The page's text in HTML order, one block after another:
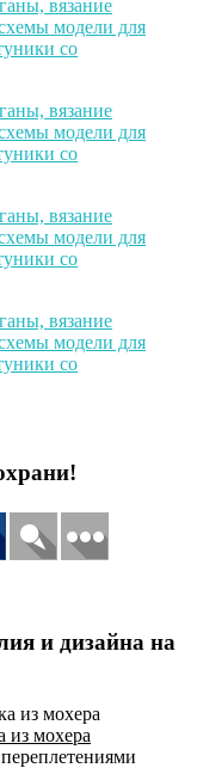
и дизайна на
мохера